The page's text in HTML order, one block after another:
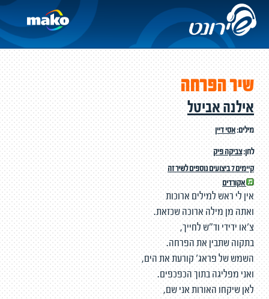
שיר הפרחה
אילנה אביטל
מילים:אסי דיין
לחן:צביקה פיק
קיימים 7 ביצועים נוספים לשיר זה
אקורדים
אין לי ראש למילים ארוכות
ואתה מן מילה ארוכה שכזאת.
צ'או ידידי וד"ש לחייך,
בתקוה שתבין את הפרחה.
השמש של פראג' קורעת את הים,
ואני מפליגה בתוך הכפכפים.
לאן שיקחו האורות אני שם,